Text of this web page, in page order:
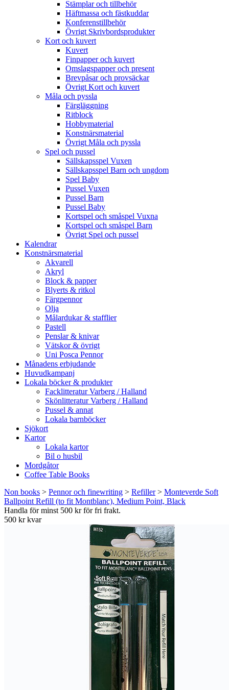
Stämplar och tillbehör
Häftmassa och fästkuddar
Konferenstillbehör
Övrigt Skrivbordsprodukter
Kort och kuvert
Kuvert
Finpapper och kuvert
Omslagspapper och present
Brevpåsar och provsäckar
Övrigt Kort och kuvert
Måla och pyssla
Färgläggning
Ritblock
Hobbymaterial
Konstnärsmaterial
Övrigt Måla och pyssla
Spel och pussel
Sällskapsspel Vuxen
Sällskapsspel Barn och ungdom
Spel Baby
Pussel Vuxen
Pussel Barn
Pussel Baby
Kortspel och småspel Vuxna
Kortspel och småspel Barn
Övrigt Spel och pussel
Kalendrar
Konstnärsmaterial
Akvarell
Akryl
Block & papper
Blyerts & ritkol
Färgpennor
Olja
Målardukar & stafflier
Pastell
Penslar & knivar
Vätskor & övrigt
Uni Posca Pennor
Månadens erbjudande
Huvudkampanj
Lokala böcker & produkter
Facklitteratur Varberg / Halland
Skönlitteratur Varberg / Halland
Pussel & annat
Lokala barnböcker
Sjökort
Kartor
Lokala kartor
Bil o husbil
Mordgåtor
Coffee Table Books
Non books > Pennor och finewriting > Refiller> Monteverde Soft
Ballpoint Refill (to fit Montblanc), Medium Point, Black
Handla för minst 500 kr för fri frakt.
500 kr kvar